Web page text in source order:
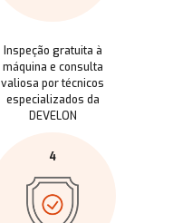
Inspeção gratuita à
máquina e consulta
valiosa por técnicos
especializados da
DEVELON
4